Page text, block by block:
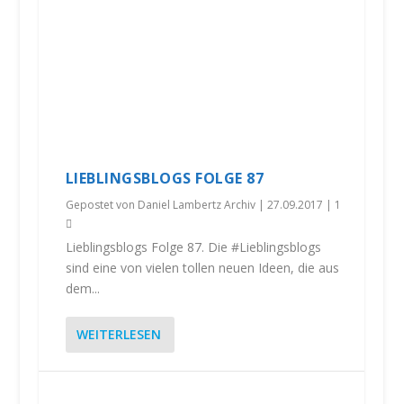
LIEBLINGSBLOGS FOLGE 87
Gepostet von Daniel Lambertz Archiv| 27.09.2017 | 1
Lieblingsblogs Folge 87. Die #Lieblingsblogs
sind eine von vielen tollen neuen Ideen, die aus
dem...
WEITERLESEN